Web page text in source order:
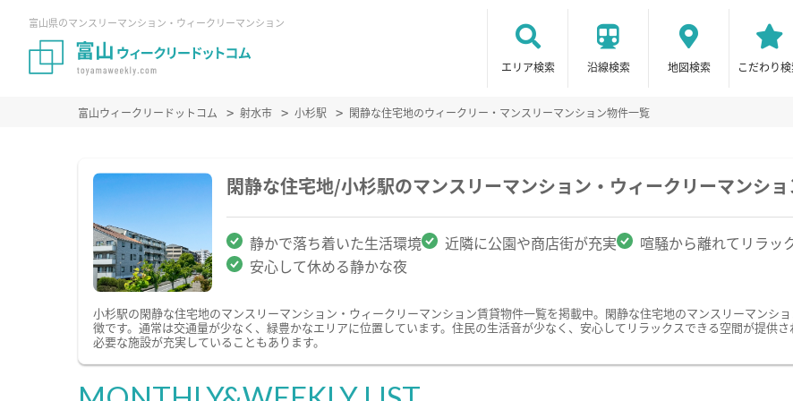
富山県のマンスリーマンション・ウィークリーマンション
エリア検索 沿線検索 地図検索 こだわり
富山ウィークリードットコム 射水市 小杉駅 閑静な住宅地のウィークリー・マンスリーマンション物件一覧
閑静な住宅地/小杉駅のマンスリーマンション・ウィークリーマンシ
静かで落ち着いた生活環境 近隣に公園や商店街が充実 喧騒から離れてリラッ
安心して休める静かな夜
小杉駅の閑静な住宅地のマンスリーマンション・ウィークリーマンション賃貸物件一覧を掲載中。閑静な住宅地のマンスリーマンシ
徴です。通常は交通量が少なく、緑豊かなエリアに位置しています。住民の生活音が少なく、安心してリラックスできる空間が提供
必要な施設が充実していることもあります。